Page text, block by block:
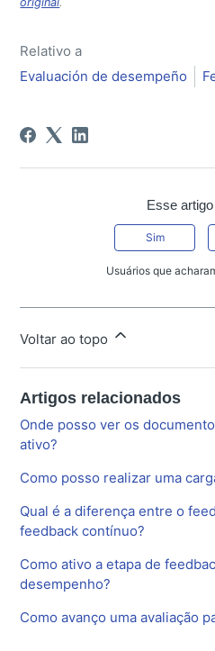
Relativo a
Evaluación de desempeño
Esse
Sim
Usuários que
Voltar ao topo
Artigos relacionados
Onde posso ver os
ativo?
Como posso realizar uma
Qual é a diferença entre o
feedback contínuo?
Como ativo a etapa de
desempenho?
Como avanço uma avaliação